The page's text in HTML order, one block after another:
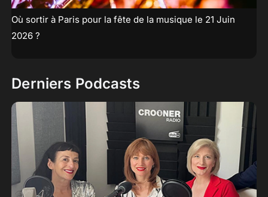
Où sortir à Paris pour la fête de la musique le 21 Juin
2026 ?
Derniers Podcasts